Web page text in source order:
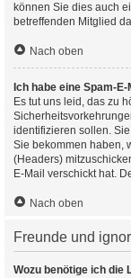
können Sie dies auch
betreffenden Mitglied
Nach oben
Ich habe eine Spam-
Es tut uns leid, das zu
identifizieren sollen.
Sie bekommen haben,
(Headers)
E-Mail verschickt hat.
Nach oben
Freunde und
Wozu benötige ich die